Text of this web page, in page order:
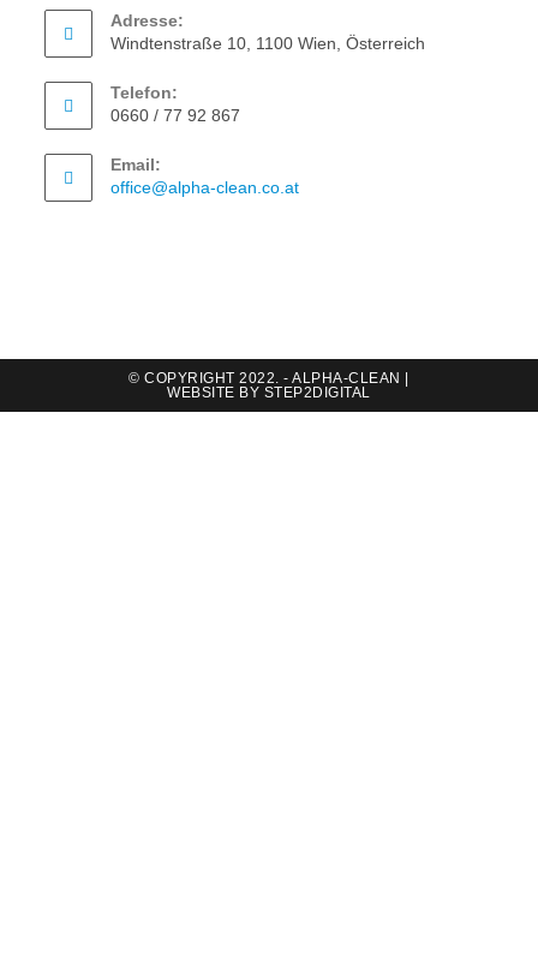
Adresse:
Windtenstraße 10, 1100 Wien, Österreich
Telefon:
0660 / 77 92 867
Email:
office@alpha-clean.co.at
© COPYRIGHT 2022. - ALPHA-CLEAN |
WEBSITE BY STEP2DIGITAL